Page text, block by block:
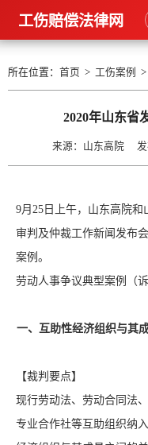
工伤赔偿法律网
所在位置： 首页 > 工伤案例 >
2020年山东省
来源：山东高院 发
9月25日上午，山东高院
审判及仲裁工作新闻发布
案例。
劳动人事争议典型案例（诉
一、互助性经济组织与其
【裁判要点】
现行劳动法、劳动合同法
专业合作社等互助组织纳